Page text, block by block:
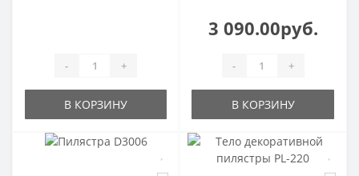
- +
В КОРЗИНУ
3 090.00руб.
- +
В КОРЗИНУ